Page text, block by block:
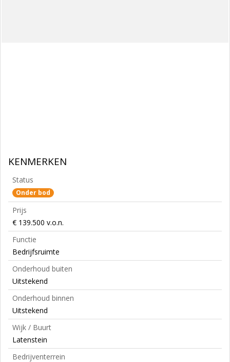
KENMERKEN
Status
Onder bod
Prijs
€ 139.500 v.o.n.
Functie
Bedrijfsruimte
Onderhoud buiten
Uitstekend
Onderhoud binnen
Uitstekend
Wijk / Buurt
Latenstein
Bedrijventerrein